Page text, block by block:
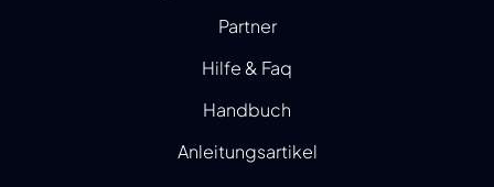
Partner
Hilfe & Faq
Handbuch
Anleitungsartikel